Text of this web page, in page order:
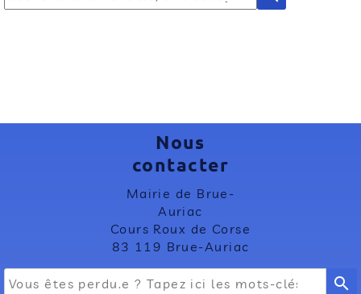
Nous
contacter
Mairie de Brue-
Auriac
Cours Roux de Corse
83 119 Brue-Auriac
search